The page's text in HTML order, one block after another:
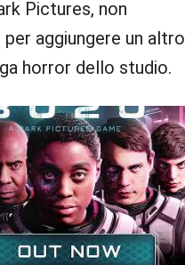
Pictures, non
aggiungere un altro
horror dello studio.